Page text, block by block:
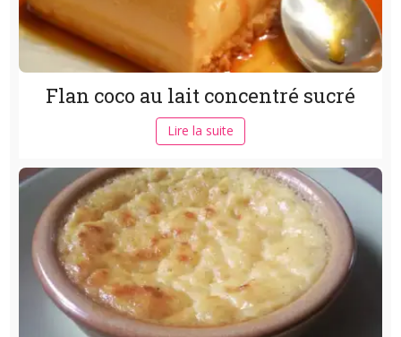
Flan coco au lait concentré sucré
Lire la suite